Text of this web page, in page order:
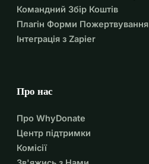
Командний Збір Коштів
Плагін Форми Пожертвування
Інтеграція з Zapier
Про нас
Про WhyDonate
Центр підтримки
Комісії